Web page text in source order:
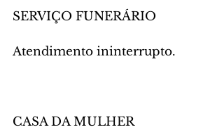
SERVIÇO FUNERÁRIO
Atendimento ininterrupto.
CASA DA MULHER